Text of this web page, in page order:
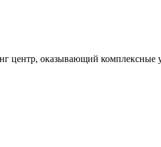
центр, оказывающий комплексные